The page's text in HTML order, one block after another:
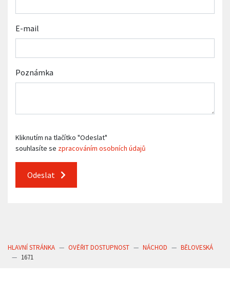
E-mail
Poznámka
Kliknutím na tlačítko "Odeslat"
souhlasíte se zpracováním osobních údajů
Odeslat
HLAVNÍ STRÁNKA OVĚŘIT DOSTUPNOST NÁCHOD
BĚLOVESKÁ
1671